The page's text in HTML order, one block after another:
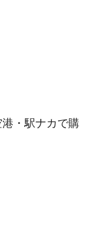
・駅ナカで購